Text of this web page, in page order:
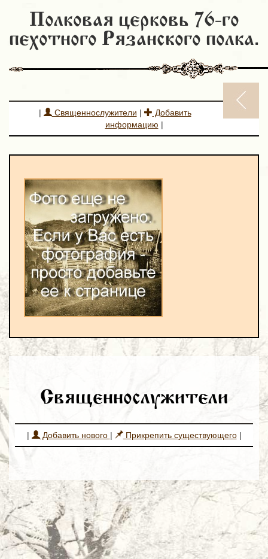
Полковая церковь 76-го
пехотного Рязанского полка.
| Священнослужители |
Добавить
информацию |
Священнослужители
| Добавить нового | Прикрепить существующего|